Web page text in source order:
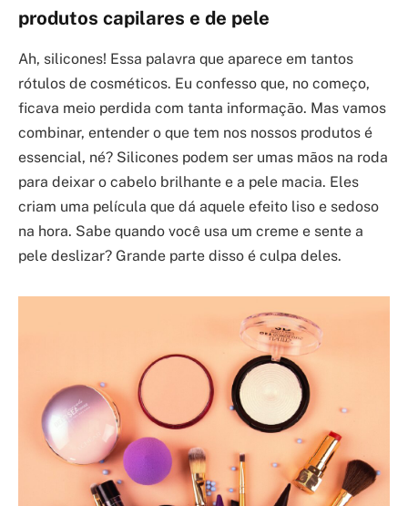
produtos capilares e de pele
Ah, silicones! Essa palavra que aparece em tantos
rótulos de cosméticos. Eu confesso que, no começo,
ficava meio perdida com tanta informação. Mas vamos
combinar, entender o que tem nos nossos produtos é
essencial, né? Silicones podem ser umas mãos na roda
para deixar o cabelo brilhante e a pele macia. Eles
criam uma película que dá aquele efeito liso e sedoso
na hora. Sabe quando você usa um creme e sente a
pele deslizar? Grande parte disso é culpa deles.